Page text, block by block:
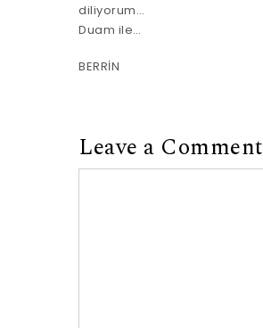
diliyorum…
Duam ile…
BERRİN
Leave a Comment